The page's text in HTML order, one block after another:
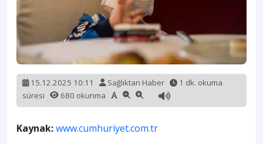
15.12.2025 10:11 Sağlıktan Haber
1 dk. okuma
süresi
680 okunma
Kaynak:www.cumhuriyet.com.tr